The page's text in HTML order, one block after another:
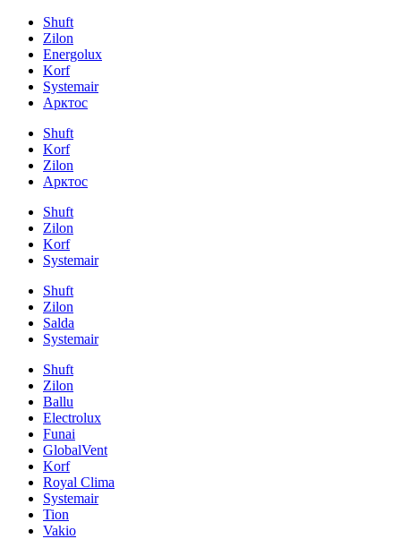
Shuft
Zilon
Energolux
Korf
Systemair
Арктос
Shuft
Korf
Zilon
Арктос
Shuft
Zilon
Korf
Systemair
Shuft
Zilon
Salda
Systemair
Shuft
Zilon
Ballu
Electrolux
Funai
GlobalVent
Korf
Royal Clima
Systemair
Tion
Vakio